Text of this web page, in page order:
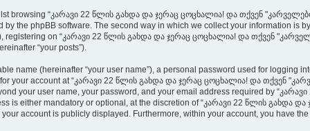
browsing “კარავი 22 წლის გახდა და ჯერაც ცოცხალია! და თქვენ
the phpBB software. The second way in which we collect your information is
registering on “კარავი 22 წლის გახდა და ჯერაც ცოცხალია! და თქვენ
“your posts”).
name (hereinafter “your user name”), a personal password used for logging
your account at “კარავი 22 წლის გახდა და ჯერაც ცოცხალია! და თქვენ
your user name, your password, and your email address required by
is either mandatory or optional, at the discretion of “კარავი 22 წლის გახდა
account is publicly displayed. Furthermore, within your account, you have